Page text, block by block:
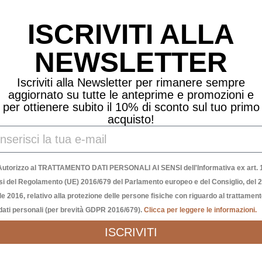
ISCRIVITI ALLA
NEWSLETTER
Iscriviti alla Newsletter per rimanere sempre
aggiornato su tutte le anteprime e promozioni e
per ottienere subito il 10% di sconto sul tuo primo
acquisto!
al TRATTAMENTO DATI PERSONALI AI SENSI dell'Informativa ex art.
del Regolamento (UE) 2016/679 del Parlamento europeo e del Consiglio, del
2016, relativo alla protezione delle persone fisiche con riguardo al
personali (per brevità GDPR 2016/679). Clicca per leggere le informazioni.
ISCRIVITI